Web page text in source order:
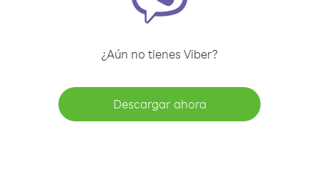
¿Aún no tienes Viber?
Descargar ahora